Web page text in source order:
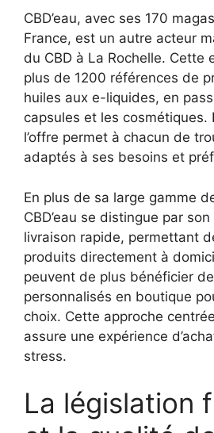
CBD’eau, avec ses 170
France, est un autre acteur
du CBD à La Rochelle. Cette
plus de 1200 références de
huiles aux e-liquides, en
capsules et les cosmétiques.
l’offre permet à chacun de
adaptés à ses besoins et
En plus de sa large gamme
CBD’eau se distingue par
livraison rapide, permettant
produits directement à
peuvent de plus bénéficier
personnalisés en boutique
choix. Cette approche
assure une expérience
stress.
La législation